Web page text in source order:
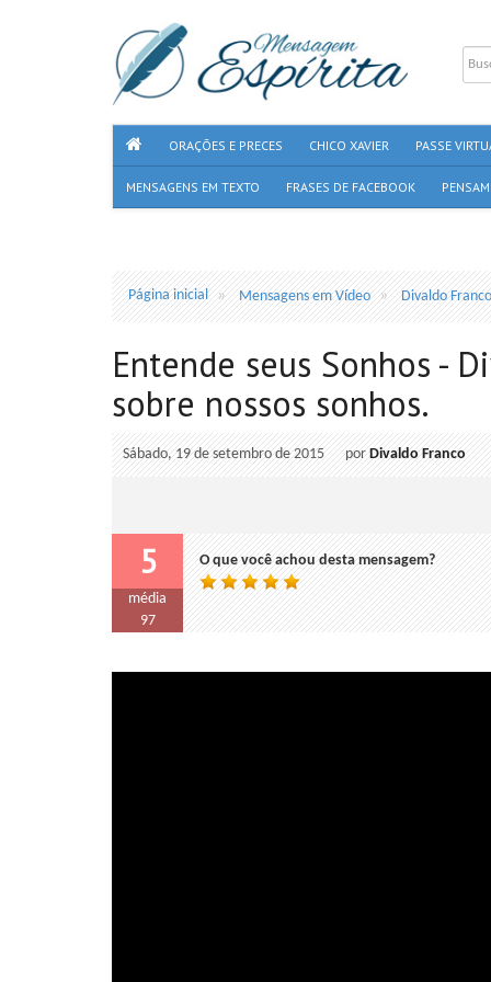
ORAÇÕES E PRECES CHICO XAVIER PASSE
MENSAGENS EM TEXTO FRASES DE FACEBOOK
Página inicial Mensagens em Vídeo Divaldo Franco
Entende seus Sonhos -
sobre nossos sonhos.
Sábado, 19 de setembro de 2015 porDivaldo Franco
5
média
97
O que você achou desta mensagem?